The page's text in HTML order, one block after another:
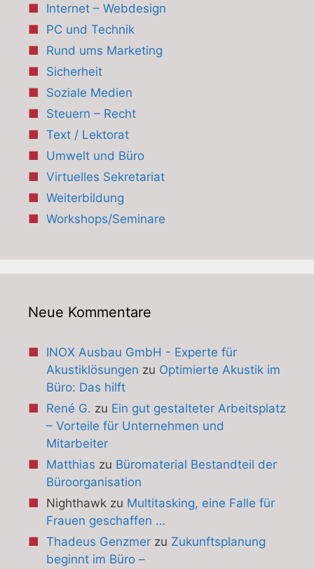
Internet – Webdesign
PC und Technik
Rund ums Marketing
Sicherheit
Soziale Medien
Steuern – Recht
Text / Lektorat
Umwelt und Büro
Virtuelles Sekretariat
Weiterbildung
Workshops/Seminare
Neue Kommentare
INOX Ausbau GmbH - Experte für
Akustiklösungen zu Optimierte Akustik im
Büro: Das hilft
René G. zu Ein gut gestalteter Arbeitsplatz
– Vorteile für Unternehmen und
Mitarbeiter
Matthias zu Büromaterial Bestandteil der
Büroorganisation
Nighthawkzu Multitasking, eine Falle für
Frauen geschaffen …
Thadeus Genzmerzu Zukunftsplanung
beginnt im Büro –